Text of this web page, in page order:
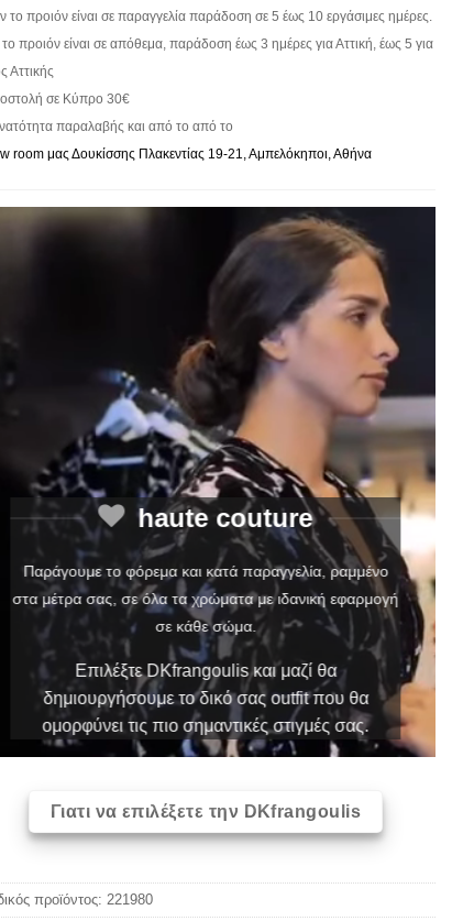
το προιόν είναι σε παραγγελία παράδοση σε 5 έως 10 εργάσιμες ημέρες.
προιόν είναι σε απόθεμα, παράδοση έως 3 ημέρες για Αττική, έως 5 για
Αττικής
σε Κύπρο 30€
παραλαβής και από το από το
room μας Δουκίσσης Πλακεντίας 19-21, Αμπελόκηποι, Αθήνα
haute couture
Παράγουμε το φόρεμα και κατά παραγγελία, ραμμένο
στα μέτρα σας, σε όλα τα χρώματα με ιδανική εφαρμογή
σε κάθε σώμα.
Επιλέξτε DKfrangoulis και μαζί θα
δημιουργήσουμε το δικό σας outfit που θα
ομορφύνει τις πιο σημαντικές στιγμές σας.
Γιατι να επιλέξετε την DKfrangoulis
προϊόντος: 221980